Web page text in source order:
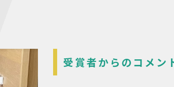
受賞者からのコメン